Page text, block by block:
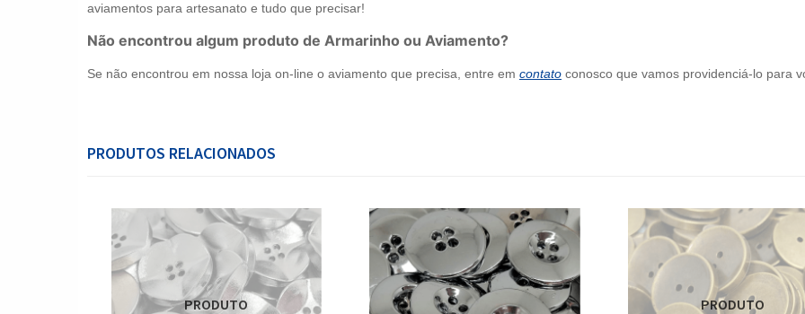
aviamentos para artesanato e tudo que precisar!
Não encontrou algum produto de Armarinho ou Aviamento?
Se não encontrou em nossa loja on-line o aviamento que precisa, entre em contato conosco que vamos providenciá-lo para
PRODUTOS RELACIONADOS